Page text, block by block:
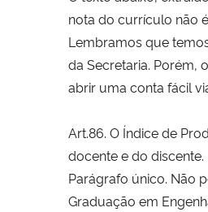
nota do currículo não
Lembramos que
da Secretaria. Porém,
abrir uma conta fácil
Art.86. O Índice de
docente e do discente.
Parágrafo único. Não
Graduação em